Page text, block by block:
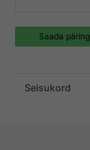
Saada päring
Seisukord